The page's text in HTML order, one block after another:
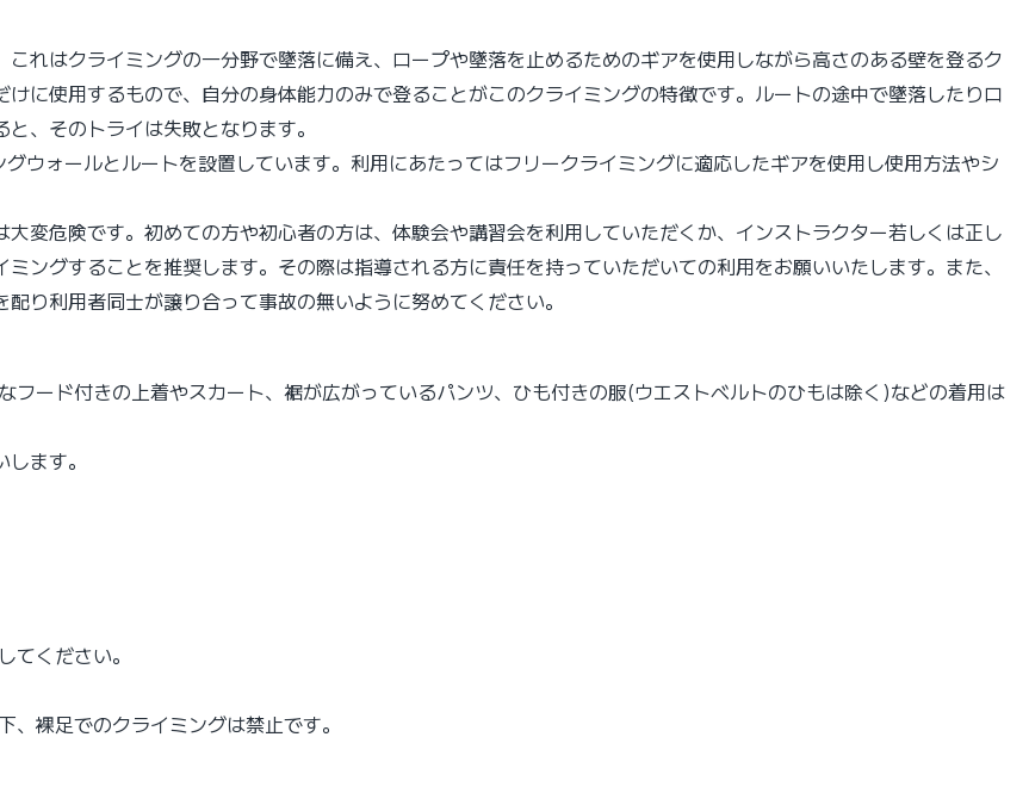
れはクライミングの一分野で墜落に備え、ロープや墜落を止めるためのギアを使用しながら高さのある壁を登るク
に使用するもので、自分の身体能力のみで登ることがこのクライミングの特徴です。ルートの途中で墜落したりロ
、そのトライは失敗となります。
ウォールとルートを設置しています。利用にあたってはフリークライミングに適応したギアを使用し使用方法やシ
変危険です。初めての方や初心者の方は、体験会や講習会を利用していただくか、インストラクター若しくは正し
ングすることを推奨します。その際は指導される方に責任を持っていただいての利用をお願いいたします。また、
り利用者同士が譲り合って事故の無いように努めてください。
ード付きの上着やスカート、裾が広がっているパンツ、ひも付きの服(ウエストベルトのひもは除く)などの着用は
ます。
ください。
裸足でのクライミングは禁止です。